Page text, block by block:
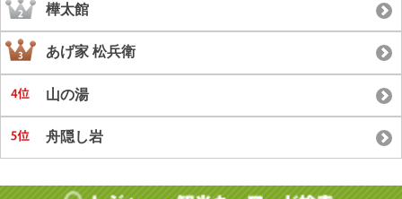
樺太館
あげ家 松兵衛
山の湯
舟隠し岩